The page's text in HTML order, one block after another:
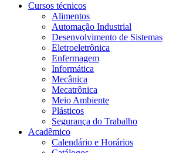
Cursos técnicos
Alimentos
Automação Industrial
Desenvolvimento de Sistemas
Eletroeletrônica
Enfermagem
Informática
Mecânica
Mecatrônica
Meio Ambiente
Plásticos
Segurança do Trabalho
Acadêmico
Calendário e Horários